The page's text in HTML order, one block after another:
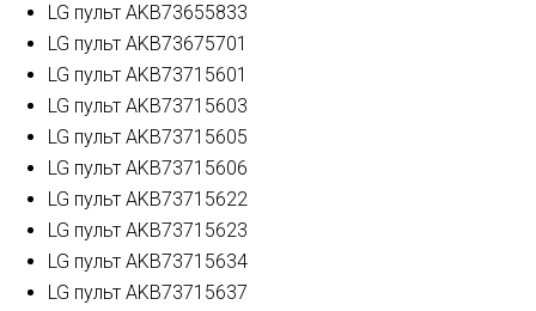
LG пульт AKB73655833
LG пульт AKB73675701
LG пульт AKB73715601
LG пульт AKB73715603
LG пульт AKB73715605
LG пульт AKB73715606
LG пульт AKB73715622
LG пульт AKB73715623
LG пульт AKB73715634
LG пульт AKB73715637